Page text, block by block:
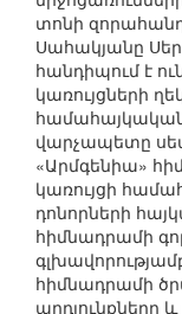
տոնի
Սահակյանը
հանդիպում է
կառույցների
վարչապետը
«Արմգենիա»
կառույցի
դոնորների
հիմնադրամի
հիմնադրամի
արդյունքները